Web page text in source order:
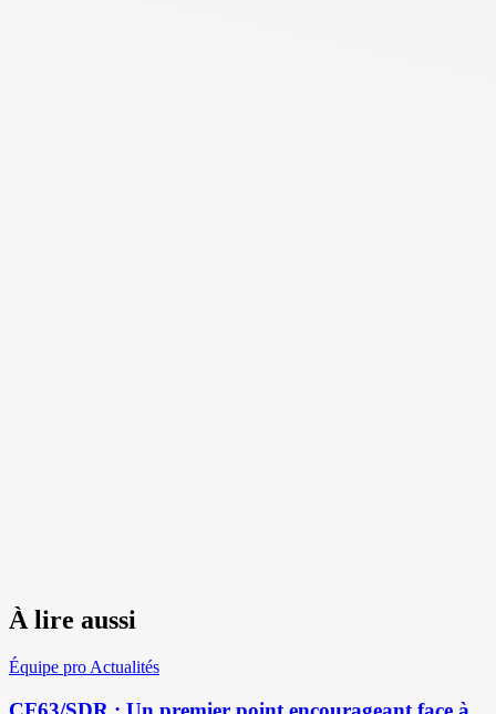
À lire aussi
Équipe pro Actualités